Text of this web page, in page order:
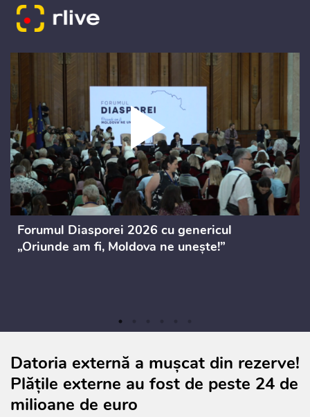
Forumul Diasporei 2026 cu genericul
„Oriunde am fi, Moldova ne unește!”
Datoria externă a mușcat din rezerve!
Plățile externe au fost de peste 24 de
milioane de euro